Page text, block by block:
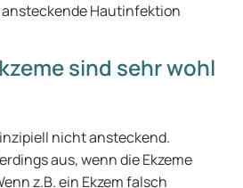
Hautinfektion
sind sehr wohl
nicht ansteckend.
aus, wenn die Ekzeme
z.B. ein Ekzem falsch